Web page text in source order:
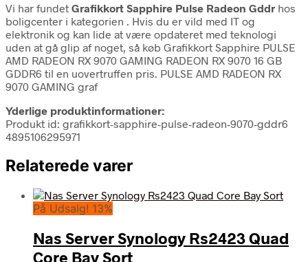
Vi har fundet Grafikkort Sapphire Pulse Radeon Gddr hos
boligcenter i kategorien . Hvis du er vild med IT og
elektronik og kan lide at være opdateret med teknologi
uden at gå glip af noget, så køb Grafikkort Sapphire PULSE
AMD RADEON RX 9070 GAMING RADEON RX 9070 16 GB
GDDR6 til en uovertruffen pris. PULSE AMD RADEON RX
9070 GAMING graf
Yderlige produktinformationer:
Produkt id: grafikkort-sapphire-pulse-radeon-9070-gddr6
4895106295971
Relaterede varer
På Udsalg! 13%
Nas Server Synology Rs2423 Quad
Core Bay Sort